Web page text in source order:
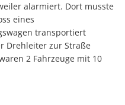
alarmiert. Dort musste
eines
transportiert
Drehleiter zur Straße
2 Fahrzeuge mit 10